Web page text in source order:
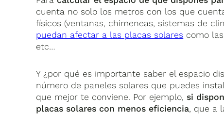
cuenta no solo los metros con los que
físicos (ventanas, chimeneas, sistemas de
puedan afectar a las placas solares como
etc…
Y ¿por qué es importante saber el espacio
número de paneles solares que puedes
que mejor te conviene. Por ejemplo,si
placas solares con menos eficiencia, que a